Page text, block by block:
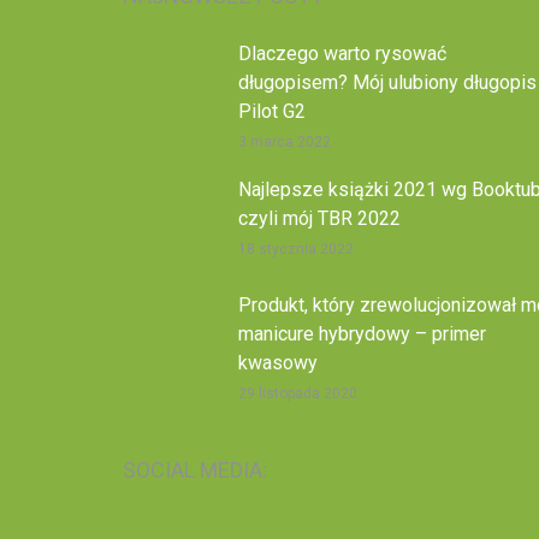
Dlaczego warto rysować
długopisem? Mój ulubiony długopis
Pilot G2
3 marca 2022
Najlepsze książki 2021 wg
czyli mój TBR 2022
18 stycznia 2022
Produkt, który zrewolucjonizował
manicure hybrydowy – primer
kwasowy
29 listopada 2020
SOCIAL MEDIA: